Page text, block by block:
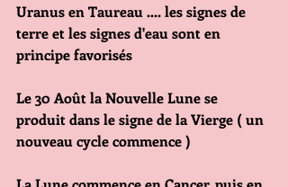
Uranus en Taureau .... les signes de
terre et les signes d'eau sont en
principe favorisés
Le 30 Août la Nouvelle Lune se
produit dans le signe de la Vierge ( un
nouveau cycle commence )